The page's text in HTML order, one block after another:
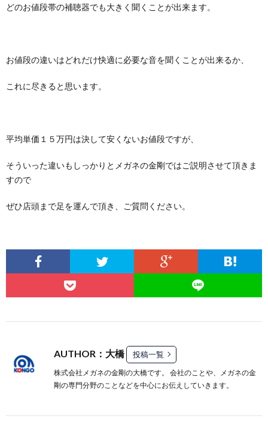
どのお値段帯の補聴器でも大きく聞くことが出来ます。
お値段の違いはどれだけ快適に必要な音を聞くことが出来るか、
これに尽きると思います。
平均単価１５万円は決して安くないお値段ですが、
そういった違いもしっかりとメガネの金剛ではご説明させて頂きま
すので
ぜひ店頭まで足を運んで頂き、ご質問ください。
AUTHOR：大橋 投稿一覧
株式会社メガネの金剛の大橋です。 会社のことや、メガネの金
剛の専門分野のことなどを中心にお伝えしていきます。